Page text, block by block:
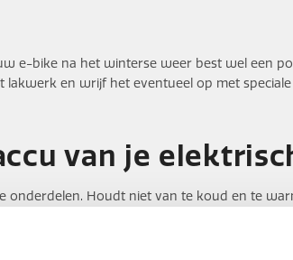
e-bike na het winterse weer best wel een
en wrijf het eventueel op met speciale
van je
onderdelen. Houdt niet van te koud en te
De accu kan namelijk ongemerkt